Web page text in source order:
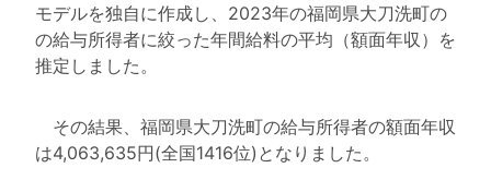
モデルを独自に作成し、2023年の福岡県大刀洗町の
の給与所得者に絞った年間給料の平均（額面年収）を
推定しました。
その結果、福岡県大刀洗町の給与所得者の額面年収
は4,063,635円(全国1416位)となりました。